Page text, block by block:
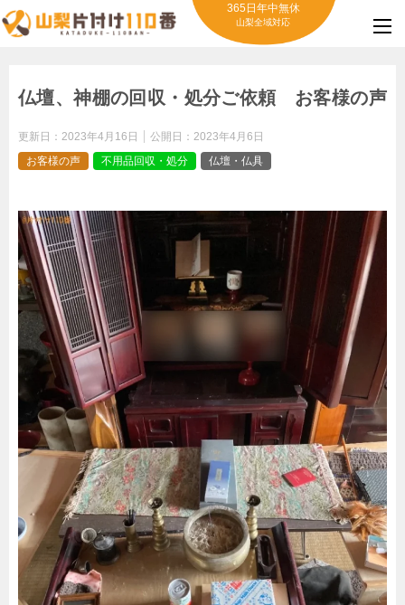
365日年中無休
山梨全域対応
仏壇、神棚の回収・処分ご依頼 お客様の声
更新日： 2023年4月16日 公開日： 2023年4月6日
お客様の声
不用品回収・処分 仏壇・仏具